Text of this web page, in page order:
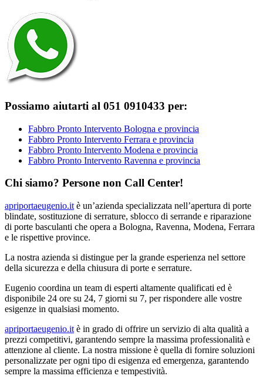
Possiamo aiutarti al 051 0910433 per:
Fabbro Pronto Intervento Bologna e provincia
Fabbro Pronto Intervento Ferrara e provincia
Fabbro Pronto Intervento Modena e provincia
Fabbro Pronto Intervento Ravenna e provincia
Chi siamo? Persone non Call Center!
apriportaeugenio.it è un’azienda specializzata nell’apertura di porte
blindate, sostituzione di serrature, sblocco di serrande e riparazione
di porte basculanti che opera a Bologna, Ravenna, Modena, Ferrara
e le rispettive province.
La nostra azienda si distingue per la grande esperienza nel settore
della sicurezza e della chiusura di porte e serrature.
Eugenio coordina un team di esperti altamente qualificati ed è
disponibile 24 ore su 24, 7 giorni su 7, per rispondere alle vostre
esigenze in qualsiasi momento.
apriportaeugenio.it è in grado di offrire un servizio di alta qualità a
prezzi competitivi, garantendo sempre la massima professionalità e
attenzione al cliente. La nostra missione è quella di fornire soluzioni
personalizzate per ogni tipo di esigenza ed emergenza, garantendo
sempre la massima efficienza e tempestività.